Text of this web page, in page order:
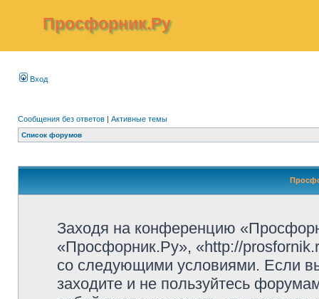
Просфорник.Ру
Вход
Сообщения без ответов | Активные темы
Список форумов
Заходя на конференцию
«Просфорник.Ру», «http://
со следующими условиями. Если
заходите и не пользуйтесь